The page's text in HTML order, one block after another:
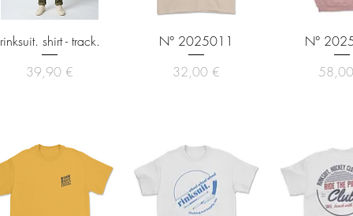
Snabbvisning
rinksuit. shirt - track.
Pris
39,90 €
Snabbvisning
N° 2025011
Pris
32,00 €
N°
Pris